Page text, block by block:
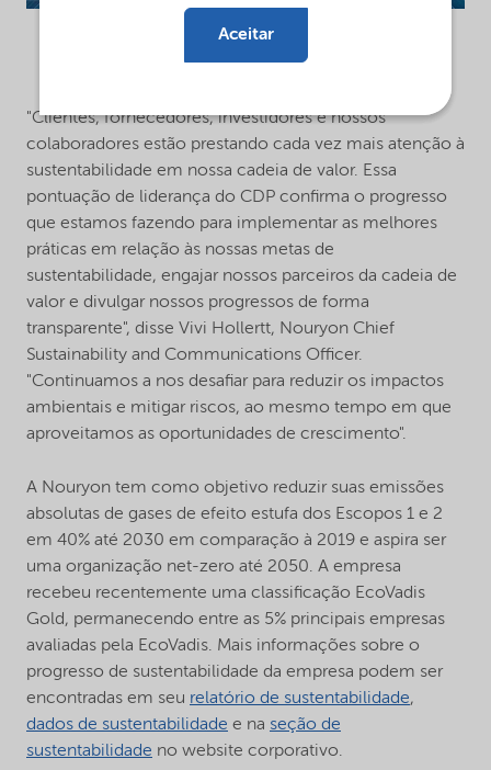
"Clientes, fornecedores, investidores e nossos
colaboradores estão prestando cada vez mais atenção à
sustentabilidade em nossa cadeia de valor. Essa
pontuação de liderança do CDP confirma o progresso
que estamos fazendo para implementar as melhores
práticas em relação às nossas metas de
sustentabilidade, engajar nossos parceiros da cadeia de
valor e divulgar nossos progressos de forma
transparente", disse Vivi Hollertt, Nouryon Chief
Sustainability and Communications Officer.
"Continuamos a nos desafiar para reduzir os impactos
ambientais e mitigar riscos, ao mesmo tempo em que
aproveitamos as oportunidades de crescimento".
A Nouryon tem como objetivo reduzir suas emissões
absolutas de gases de efeito estufa dos Escopos 1 e 2
em 40% até 2030 em comparação à 2019 e aspira ser
uma organização net-zero até 2050. A empresa
recebeu recentemente uma classificação EcoVadis
Gold, permanecendo entre as 5% principais empresas
avaliadas pela EcoVadis. Mais informações sobre o
progresso de sustentabilidade da empresa podem ser
encontradas em seu relatório de sustentabilidade,
dados de sustentabilidade e na seção de
sustentabilidade no website corporativo.
Aceitar